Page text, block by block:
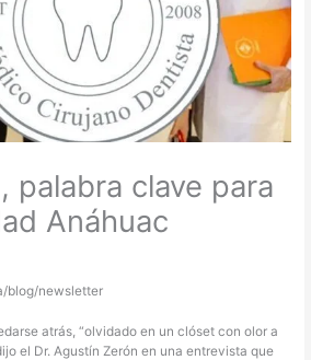
palabra clave para
Anáhuac
blog/newsletter
atrás, “olvidado en un clóset con olor a
el Dr. Agustín Zerón en una entrevista que